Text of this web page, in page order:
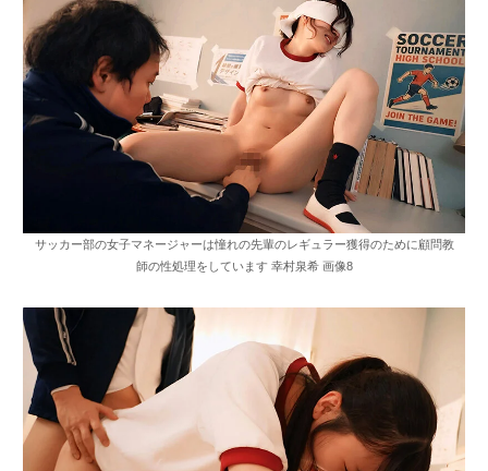
サッカー部の女子マネージャーは憧れの先輩のレギュラー獲得のために顧問教
師の性処理をしています 幸村泉希 画像8